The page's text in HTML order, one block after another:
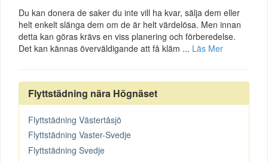
Du kan donera de saker du inte vill ha kvar, sälja dem eller
helt enkelt slänga dem om de är helt värdelösa. Men innan
detta kan göras krävs en viss planering och förberedelse.
Det kan kännas överväldigande att få kläm ... Läs Mer
Flyttstädning nära Högnäset
Flyttstädning Västertåsjö
Flyttstädning Vaster-Svedje
Flyttstädning Svedje